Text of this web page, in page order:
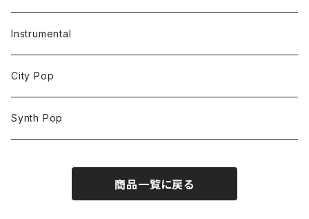
Instrumental
City Pop
Synth Pop
商品一覧に戻る